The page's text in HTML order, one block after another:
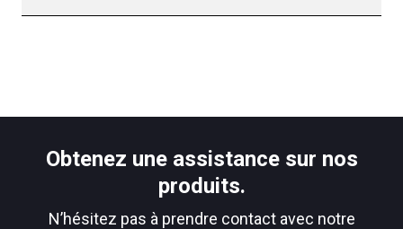
Obtenez une assistance sur nos
produits.
N’hésitez pas à prendre contact avec notre